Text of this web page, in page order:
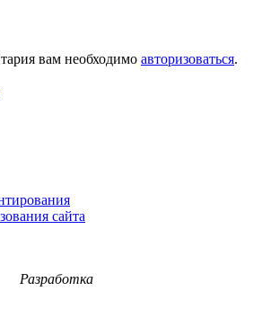
вам необходимо авторизоваться.
сайта
Разработка